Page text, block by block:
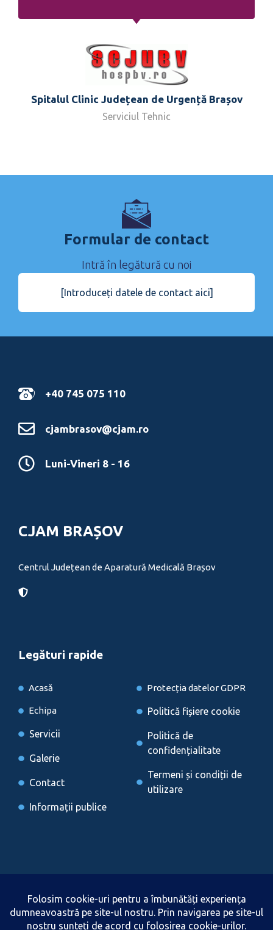
Spitalul Clinic Județean de Urgență Brașov
Serviciul Tehnic
Formular de contact
Intră în legătură cu noi
[Introduceți datele de contact aici]
+40 745 075 110
cjambrasov@cjam.ro
Luni-Vineri 8 - 16
CJAM BRAȘOV
Centrul Județean de Aparatură Medicală Brașov
Legături rapide
Acasă
Echipa
Servicii
Galerie
Contact
Informații publice
Protecția datelor GDPR
Politică fișiere cookie
Politică de
confidențialitate
Termeni și condiții de
utilizare
Brașov